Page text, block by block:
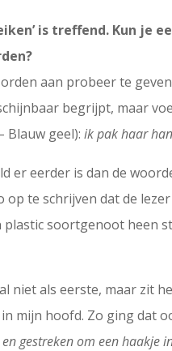
is treffend. Kun je
aan probeer te
begrijpt, maar
Blauw geel):ik pak haar
er eerder is dan de
op te schrijven dat de
soortgenoot heen
niet als eerste, maar zit
mijn hoofd. Zo ging dat
gestreken om een